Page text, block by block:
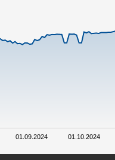
01.09.2024 01.10.2024